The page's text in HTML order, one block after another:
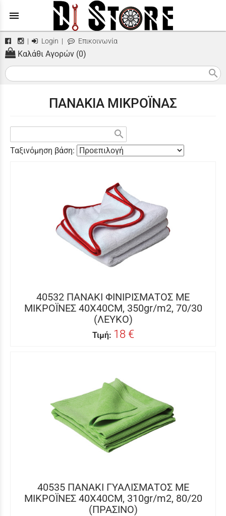
menu
| Login | Επικοινωνία
Καλάθι Αγορών (0)
search
ΠΑΝΑΚΙΑ ΜΙΚΡΟΪΝΑΣ
search
Ταξινόμηση βάση:
40532 ΠΑΝΑΚΙ ΦΙΝΙΡΙΣΜΑΤΟΣ ΜΕ
ΜΙΚΡΟΪΝΕΣ 40Χ40CM, 350gr/m2, 70/30
(ΛΕΥΚΟ)
Τιμή: 18 €
40535 ΠΑΝΑΚΙ ΓΥΑΛΙΣΜΑΤΟΣ ΜΕ
ΜΙΚΡΟΪΝΕΣ 40Χ40CM, 310gr/m2, 80/20
(ΠΡΑΣΙΝΟ)